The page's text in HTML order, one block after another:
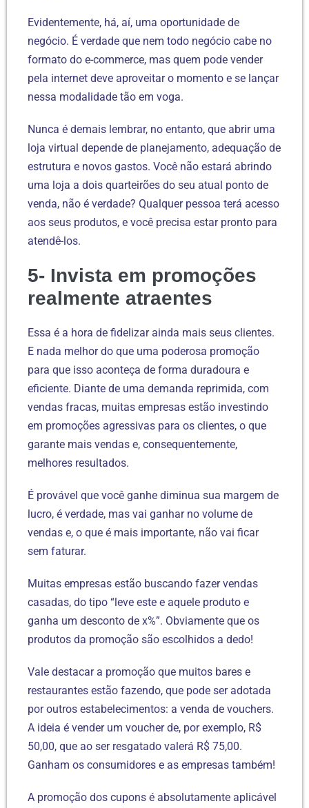
Evidentemente, há, aí, uma oportunidade de
negócio. É verdade que nem todo negócio cabe no
formato do e-commerce, mas quem pode vender
pela internet deve aproveitar o momento e se lançar
nessa modalidade tão em voga.
Nunca é demais lembrar, no entanto, que abrir uma
loja virtual depende de planejamento, adequação de
estrutura e novos gastos. Você não estará abrindo
uma loja a dois quarteirões do seu atual ponto de
venda, não é verdade? Qualquer pessoa terá acesso
aos seus produtos, e você precisa estar pronto para
atendê-los.
5- Invista em promoções
realmente atraentes
Essa é a hora de fidelizar ainda mais seus clientes.
E nada melhor do que uma poderosa promoção
para que isso aconteça de forma duradoura e
eficiente. Diante de uma demanda reprimida, com
vendas fracas, muitas empresas estão investindo
em promoções agressivas para os clientes, o que
garante mais vendas e, consequentemente,
melhores resultados.
É provável que você ganhe diminua sua margem de
lucro, é verdade, mas vai ganhar no volume de
vendas e, o que é mais importante, não vai ficar
sem faturar.
Muitas empresas estão buscando fazer vendas
casadas, do tipo “leve este e aquele produto e
ganha um desconto de x%”. Obviamente que os
produtos da promoção são escolhidos a dedo!
Vale destacar a promoção que muitos bares e
restaurantes estão fazendo, que pode ser adotada
por outros estabelecimentos: a venda de vouchers.
A ideia é vender um voucher de, por exemplo, R$
50,00, que ao ser resgatado valerá R$ 75,00.
Ganham os consumidores e as empresas também!
A promoção dos cupons é absolutamente aplicável